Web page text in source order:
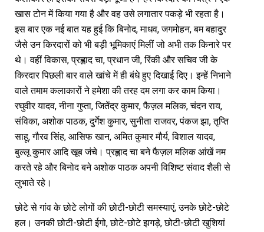
खास टोन में किया गया है और वह उसे लगातार पकड़े भी रहता है।
इस बार एक नई बात यह हुई कि बिनोद, माधव, जगमोहन, बम बहादुर
जैसे उन किरदारों को भी बड़ी भूमिकाएं मिलीं जो अभी तक किनारे पर
थे। वहीं विकास, प्रह्लाद चा, प्रधान जी, रिंकी और सचिव जी के
किरदार पिछली बार वाले खांचे में ही बंधे हुए दिखाई दिए। इन्हें निभाने
वाले तमाम कलाकारों ने हमेशा की तरह दम लगा कर काम किया।
रघुवीर यादव, नीना गुप्ता, जितेंद्र कुमार, फैज़ल मलिक, चंदन राय,
संविका, अशोक पाठक, दुर्गेश कुमार, सुनीता राजवर, पंकज झा, तृप्ति
साहू, गौरव सिंह, आसिफ खान, अमित कुमार मौर्य, विशाल यादव,
बुल्लू कुमार आदि खूब जंचे। प्रह्लाद चा बने फैज़ल मलिक आंखें नम
करते रहे और बिनोद बने अशोक पाठक अपनी विशिष्ट संवाद शैली से
लुभाते रहे।
छोटे से गांव के छोटे लोगों की छोटी-छोटी समस्याएं, उनके छोटे-छोटे
हल। उनकी छोटी-छोटी ईगो, छोटे-छोटे झगड़े, छोटी-छोटी खुशियां